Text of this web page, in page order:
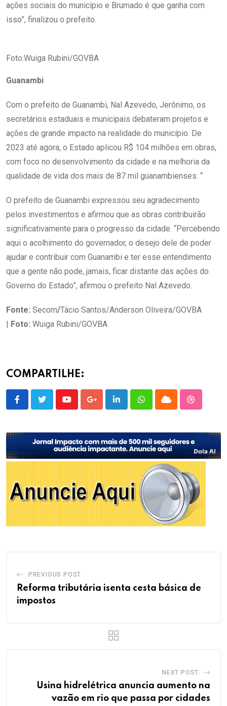
ações sociais do município e Brumado é que ganha com
isso”, finalizou o prefeito.
Foto:Wuiga Rubini/GOVBA
Guanambi
Com o prefeito de Guanambi, Nal Azevedo, Jerônimo, os
secretários estaduais e municipais debateram projetos e
ações de grande impacto na realidade do município. De
2023 até agora, o Estado aplicou R$ 104 milhões em obras,
com foco no desenvolvimento da cidade e na melhoria da
qualidade de vida dos mais de 87 mil guanambienses. “
O prefeito de Guanambi expressou seu agradecimento
pelos investimentos e afirmou que as obras contribuirão
significativamente para o progresso da cidade. “Percebendo
aqui o acolhimento do governador, o desejo dele de poder
ajudar e contribuir com Guanambi e ter esse entendimento
que a gente não pode, jamais, ficar distante das ações do
Governo do Estado”, afirmou o prefeito Nal Azevedo.
Fonte: Secom/Tácio Santos/Anderson Oliveira/GOVBA
| Foto: Wuiga Rubini/GOVBA
COMPARTILHE:
YoutubeGoogle+LinkedInWhatsappCloud
PREVIOUS POST
Reforma tributária isenta cesta básica de
impostos
NEXT POST
Usina hidrelétrica anuncia aumento na
vazão em rio que passa por cidades